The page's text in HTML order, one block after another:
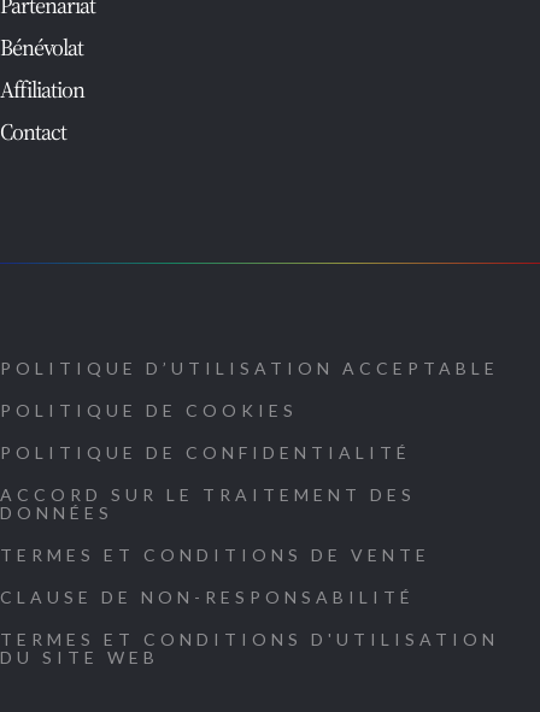
Bénévolat
Affiliation
Contact
POLITIQUE D’UTILISATION ACCEPTABLE
POLITIQUE DE COOKIES
POLITIQUE DE CONFIDENTIALITÉ
ACCORD SUR LE TRAITEMENT DES
DONNÉES
TERMES ET CONDITIONS DE VENTE
CLAUSE DE NON-RESPONSABILITÉ
TERMES ET CONDITIONS D'UTILISATION
DU SITE WEB